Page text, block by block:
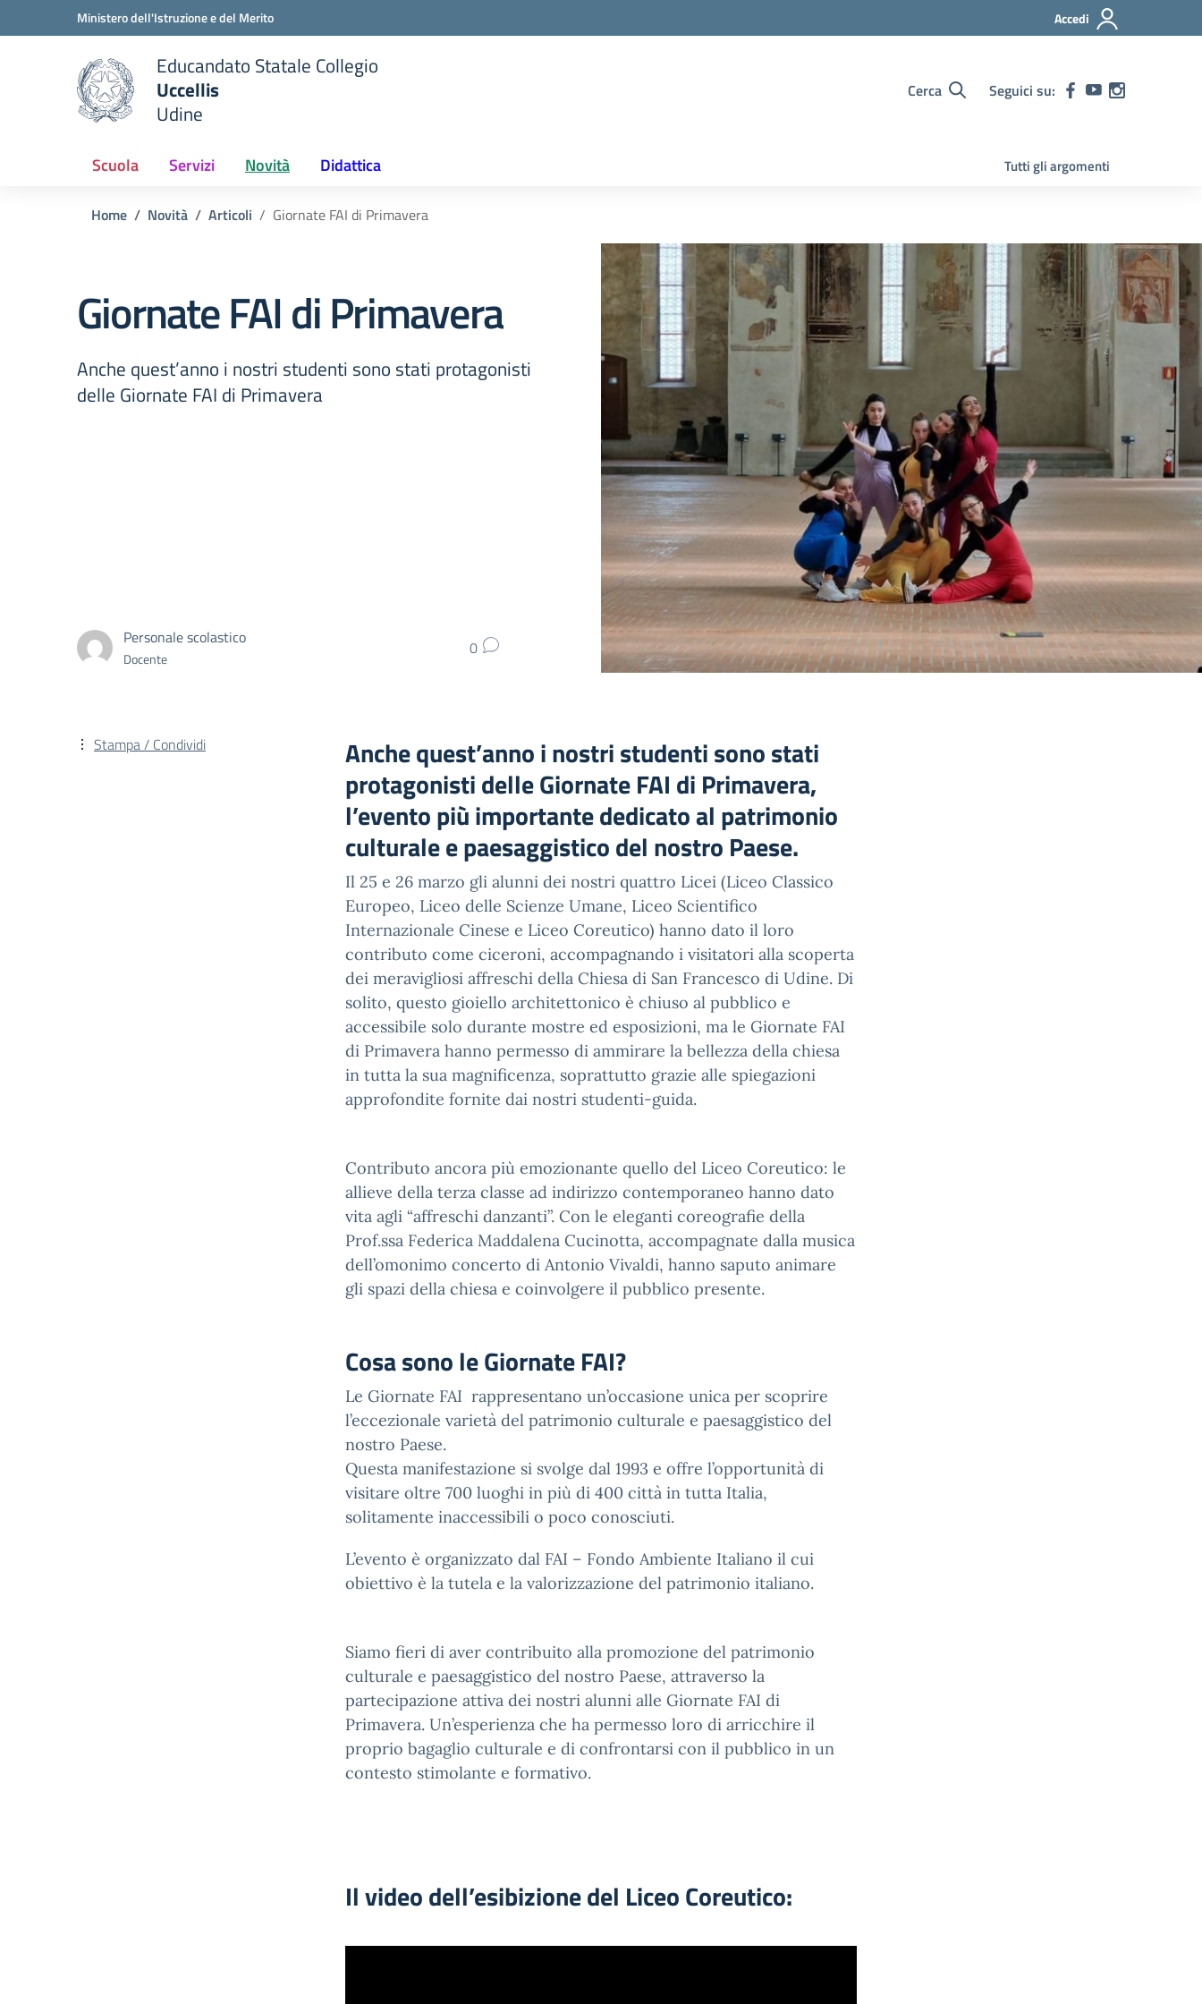
Vai ai contenuti
Vai al menu di navigazioneMinistero dell'Istruzione e del Merito Accedi
scuola
Educandato Statale Collegio
Uccellis
Udine
Cerca Seguici su:
Scuola Servizi Novità Didattica Tutti gli argomenti
Home Novità Articoli Giornate FAI di Primavera
Giornate FAI di Primavera
Anche quest’anno i nostri studenti sono stati protagonisti
delle Giornate FAI di Primavera
Personale scolastico
Docente 0
Anche quest’anno i nostri studenti sono stati
protagonisti delle Giornate FAI di Primavera,
l’evento più importante dedicato al patrimonio
culturale e paesaggistico del nostro Paese.
Il 25 e 26 marzo gli alunni dei nostri quattro Licei (Liceo Classico
Europeo, Liceo delle Scienze Umane, Liceo Scientifico
Internazionale Cinese e Liceo Coreutico) hanno dato il loro
contributo come ciceroni, accompagnando i visitatori alla scoperta
dei meravigliosi affreschi della Chiesa di San Francesco di Udine. Di
solito, questo gioiello architettonico è chiuso al pubblico e
accessibile solo durante mostre ed esposizioni, ma le Giornate FAI
di Primavera hanno permesso di ammirare la bellezza della chiesa
in tutta la sua magnificenza, soprattutto grazie alle spiegazioni
approfondite fornite dai nostri studenti-guida.
Contributo ancora più emozionante quello del Liceo Coreutico: le
allieve della terza classe ad indirizzo contemporaneo hanno dato
vita agli “affreschi danzanti”. Con le eleganti coreografie della
Prof.ssa Federica Maddalena Cucinotta, accompagnate dalla musica
dell’omonimo concerto di Antonio Vivaldi, hanno saputo animare
gli spazi della chiesa e coinvolgere il pubblico presente.
Cosa sono le Giornate FAI?
Le Giornate FAI rappresentano un’occasione unica per scoprire
l’eccezionale varietà del patrimonio culturale e paesaggistico del
nostro Paese.
Questa manifestazione si svolge dal 1993 e offre l’opportunità di
visitare oltre 700 luoghi in più di 400 città in tutta Italia,
solitamente inaccessibili o poco conosciuti.
L’evento è organizzato dal FAI – Fondo Ambiente Italiano il cui
obiettivo è la tutela e la valorizzazione del patrimonio italiano.
Siamo fieri di aver contribuito alla promozione del patrimonio
culturale e paesaggistico del nostro Paese, attraverso la
partecipazione attiva dei nostri alunni alle Giornate FAI di
Primavera. Un’esperienza che ha permesso loro di arricchire il
proprio bagaglio culturale e di confrontarsi con il pubblico in un
contesto stimolante e formativo.
Il video dell’esibizione del Liceo Coreutico:
Stampa / Condividi